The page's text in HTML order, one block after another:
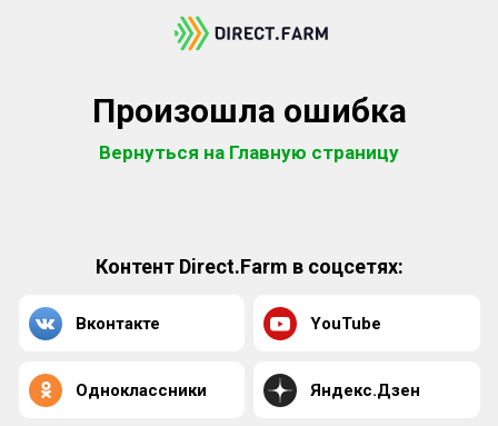
Произошла ошибка
Вернуться на Главную страницу
Контент Direct.Farm в соцсетях:
Вконтакте YouTube
Одноклассники Яндекс.Дзен